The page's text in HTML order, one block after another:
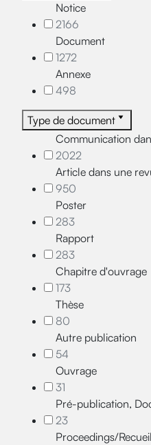
Notice
2166
Document
1272
Annexe
498
Type de document
Communication
2022
Article dans une
950
Poster
283
Rapport
283
Chapitre d'ouvrage
173
Thèse
80
Autre publication
54
Ouvrage
31
Pré-publication,
23
Proceedings/